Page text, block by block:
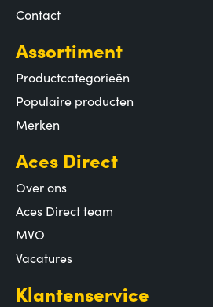
Contact
Assortiment
Productcategorieën
Populaire producten
Merken
Aces Direct
Over ons
Aces Direct team
MVO
Vacatures
Klantenservice